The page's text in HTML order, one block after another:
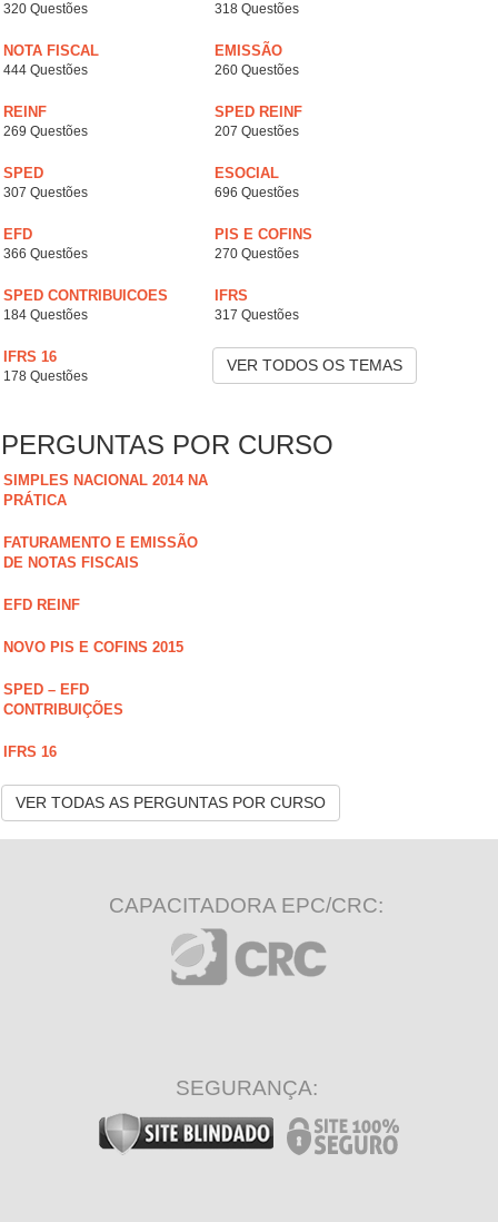
320 Questões 318 Questões
NOTA FISCAL
444 Questões
EMISSÃO
260 Questões
REINF
269 Questões
SPED REINF
207 Questões
SPED
307 Questões
ESOCIAL
696 Questões
EFD
366 Questões
PIS E COFINS
270 Questões
SPED CONTRIBUICOES
184 Questões
IFRS
317 Questões
IFRS 16
178 Questões
VER TODOS OS TEMAS
PERGUNTAS POR CURSO
SIMPLES NACIONAL 2014 NA
PRÁTICA
FATURAMENTO E EMISSÃO
DE NOTAS FISCAIS
EFD REINF
NOVO PIS E COFINS 2015
SPED – EFD
CONTRIBUIÇÕES
IFRS 16
VER TODAS AS PERGUNTAS POR CURSO
CAPACITADORA EPC/CRC:
SEGURANÇA: